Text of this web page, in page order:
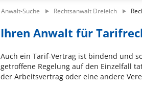
Anwalt-Suche Rechtsanwalt Dreieich
Ihren Anwalt für
Auch ein Tarif-Vertrag ist bindend und
getroffene Regelung auf den Einzelfall
der Arbeitsvertrag oder eine andere